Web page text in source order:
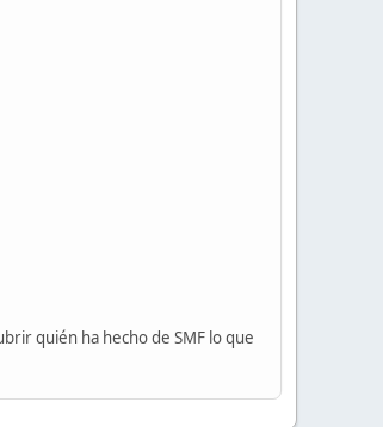
quién ha hecho de SMF lo que